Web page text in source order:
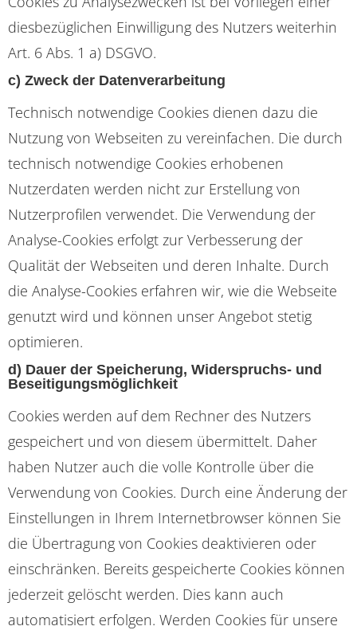
diesbezüglichen Einwilligung des Nutzers weiterhin
Art. 6 Abs. 1 a) DSGVO.
c) Zweck der Datenverarbeitung
Technisch notwendige Cookies dienen dazu die
Nutzung von Webseiten zu vereinfachen. Die durch
technisch notwendige Cookies erhobenen
Nutzerdaten werden nicht zur Erstellung von
Nutzerprofilen verwendet. Die Verwendung der
Analyse-Cookies erfolgt zur Verbesserung der
Qualität der Webseiten und deren Inhalte. Durch
die Analyse-Cookies erfahren wir, wie die Webseite
genutzt wird und können unser Angebot stetig
optimieren.
d) Dauer der Speicherung, Widerspruchs- und
Beseitigungsmöglichkeit
Cookies werden auf dem Rechner des Nutzers
gespeichert und von diesem übermittelt. Daher
haben Nutzer auch die volle Kontrolle über die
Verwendung von Cookies. Durch eine Änderung der
Einstellungen in Ihrem Internetbrowser können Sie
die Übertragung von Cookies deaktivieren oder
einschränken. Bereits gespeicherte Cookies können
jederzeit gelöscht werden. Dies kann auch
automatisiert erfolgen. Werden Cookies für unsere